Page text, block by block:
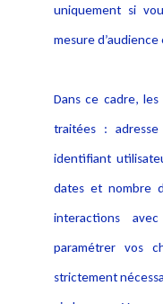
Politique de protection
données
uniquement si
mesure
Dans ce cadre,
traitées : adresse
identifiant
dates et nombre
interactions
paramétrer vos
strictement